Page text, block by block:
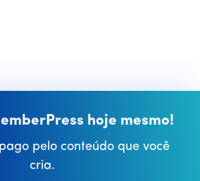
hoje mesmo!
pelo conteúdo que você
cria.